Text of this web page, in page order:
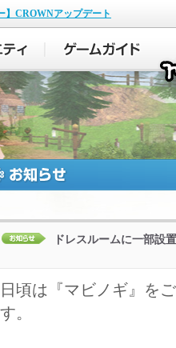
】CROWNアップデート
ドレスルームに一部設
日頃は『マビノギ』を
す。